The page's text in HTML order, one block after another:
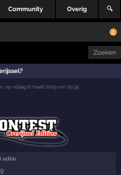
Community Overig 🔍
Zoeken
op vrijdag 6 maart 2009 om 09:35
editie